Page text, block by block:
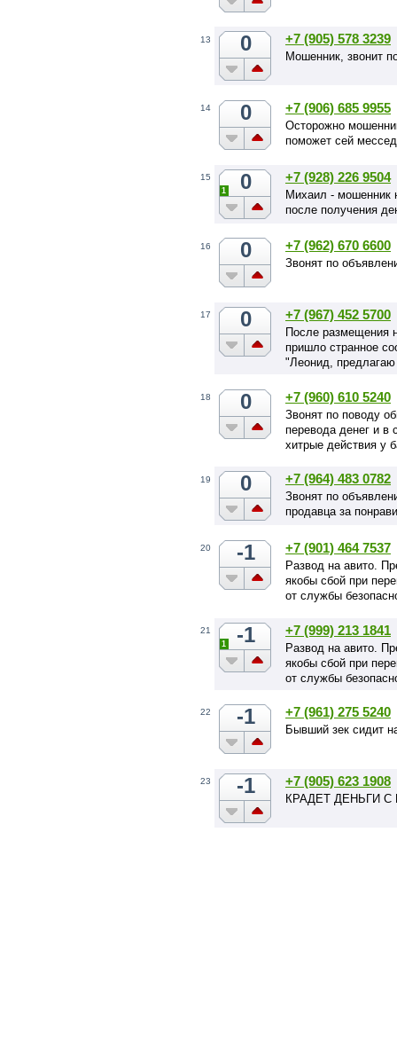
13 0 +7 (905) 578 3239
Мошенник, звонит
14 0 +7 (906) 685 9955
Осторожно
поможет сей
15 0
1
+7 (928) 226 9504
Михаил - мошенник
после получения
16 0 +7 (962) 670 6600
Звонят по
17 0 +7 (967) 452 5700
После размещения
пришло странное
"Леонид,
18 0 +7 (960) 610 5240
Звонят по поводу
перевода денег и в
хитрые действия у
19 0 +7 (964) 483 0782
Звонят по
продавца за
20 -1 +7 (901) 464 7537
Развод на авито.
якобы сбой при
от службы
21 -1
1
+7 (999) 213 1841
Развод на авито.
якобы сбой при
от службы
22 -1 +7 (961) 275 5240
Бывший зек сидит
23 -1 +7 (905) 623 1908
КРАДЕТ ДЕНЬГИ